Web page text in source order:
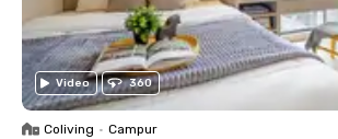
Video 360
Coliving • Campur